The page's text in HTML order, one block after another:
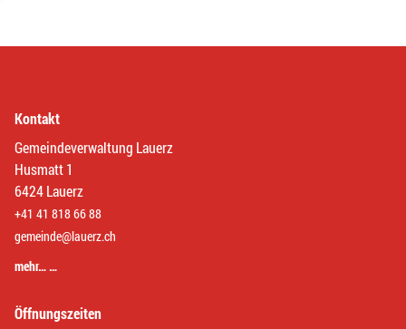
Kontakt
Gemeindeverwaltung Lauerz
Husmatt 1
6424 Lauerz
+41 41 818 66 88
gemeinde@lauerz.ch
mehr… …
Öffnungszeiten